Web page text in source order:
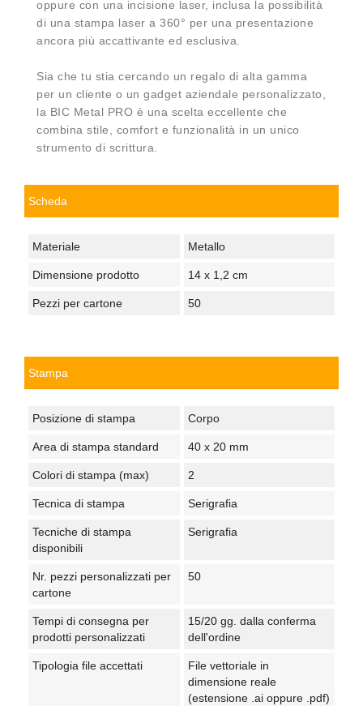
oppure con una incisione laser, inclusa la possibilità
di una stampa laser a 360° per una presentazione
ancora più accattivante ed esclusiva.
Sia che tu stia cercando un regalo di alta gamma
per un cliente o un gadget aziendale personalizzato,
la BIC Metal PRO è una scelta eccellente che
combina stile, comfort e funzionalità in un unico
strumento di scrittura.
Scheda
Materiale Metallo
Dimensione prodotto 14 x 1,2 cm
Pezzi per cartone 50
Stampa
Posizione di stampa Corpo
Area di stampa standard 40 x 20 mm
Colori di stampa (max) 2
Tecnica di stampa Serigrafia
Tecniche di stampa
disponibili
Serigrafia
Nr. pezzi personalizzati per
cartone
50
Tempi di consegna per
prodotti personalizzati
15/20 gg. dalla conferma
dell'ordine
Tipologia file accettati
File vettoriale in
dimensione reale
(estensione .ai oppure .pdf)